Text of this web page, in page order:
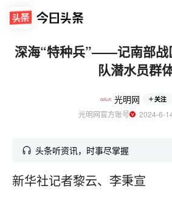
深海“特种兵”——记南部战
队潜水员群
光明网 关注
光明网官方账号
2024-6-
头条听资讯，时事尽掌握
新华社记者黎云、李秉宣